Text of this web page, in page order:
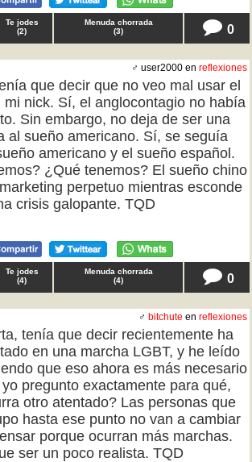
Te jodes
(2)
Menuda chorrada
(3) 0
♂ user2000 en reflexiones
que decir que no veo mal usar el
mi nick. Sí, el anglocontagio no había
Sin embargo, no deja de ser una
al sueño americano. Sí, se seguía
americano y el sueño español.
¿Qué tenemos? El sueño chino
perpetuo mientras esconde
crisis galopante. TQD
Te jodes
(4)
Menuda chorrada
(4) 0
♂ bitchute en reflexiones
tenía que decir recientemente ha
en una marcha LGBT, y he leído
que eso ahora es más necesario
pregunto exactamente para qué,
otro atentado? Las personas que
hasta ese punto no van a cambiar
porque ocurran más marchas.
ser un poco realista. TQD